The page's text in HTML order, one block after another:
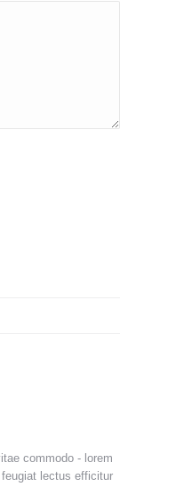
commodo - lorem
lectus efficitur